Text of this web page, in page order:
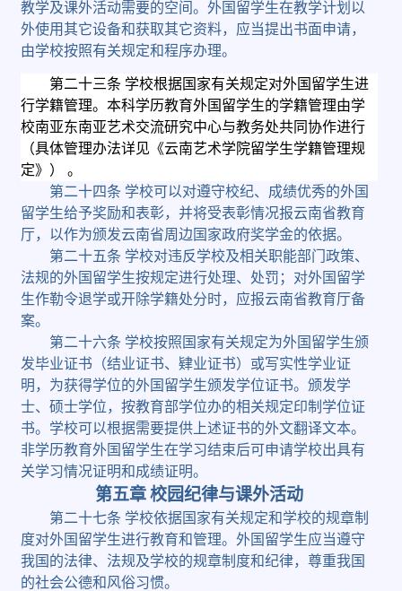
教学及课外活动需要的空间。外国留学生在教学计划以
外使用其它设备和获取其它资料，应当提出书面申请，
由学校按照有关规定和程序办理。
第二十三条 学校根据国家有关规定对外国留学生进
行学籍管理。本科学历教育外国留学生的学籍管理由学
校南亚东南亚艺术交流研究中心与教务处共同协作进行
（具体管理办法详见《云南艺术学院留学生学籍管理规
定》）
。
第二十四条 学校可以对遵守校纪、成绩优秀的外国
留学生给予奖励和表彰，并将受表彰情况报云南省教育
厅，以作为颁发云南省周边国家政府奖学金的依据。
第二十五条 学校对违反学校及相关职能部门政策、
法规的外国留学生按规定进行处理、处罚；对外国留学
生作勒令退学或开除学籍处分时，应报云南省教育厅备
案。
第二十六条 学校按照国家有关规定为外国留学生颁
发毕业证书（结业证书、肄业证书）或写实性学业证
明，为获得学位的外国留学生颁发学位证书。颁发学
士、硕士学位，按教育部学位办的相关规定印制学位证
书。学校可以根据需要提供上述证书的外文翻译文本。
非学历教育外国留学生在学习结束后可申请学校出具有
关学习情况证明和成绩证明。
第五章校园纪律与课外活动
第二十七条 学校依据国家有关规定和学校的规章制
度对外国留学生进行教育和管理。外国留学生应当遵守
我国的法律、法规及学校的规章制度和纪律，尊重我国
的社会公德和风俗习惯。